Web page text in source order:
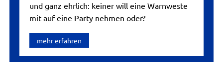
und ganz ehrlich: keiner will eine Warnweste
mit auf eine Party nehmen oder?
mehr erfahren